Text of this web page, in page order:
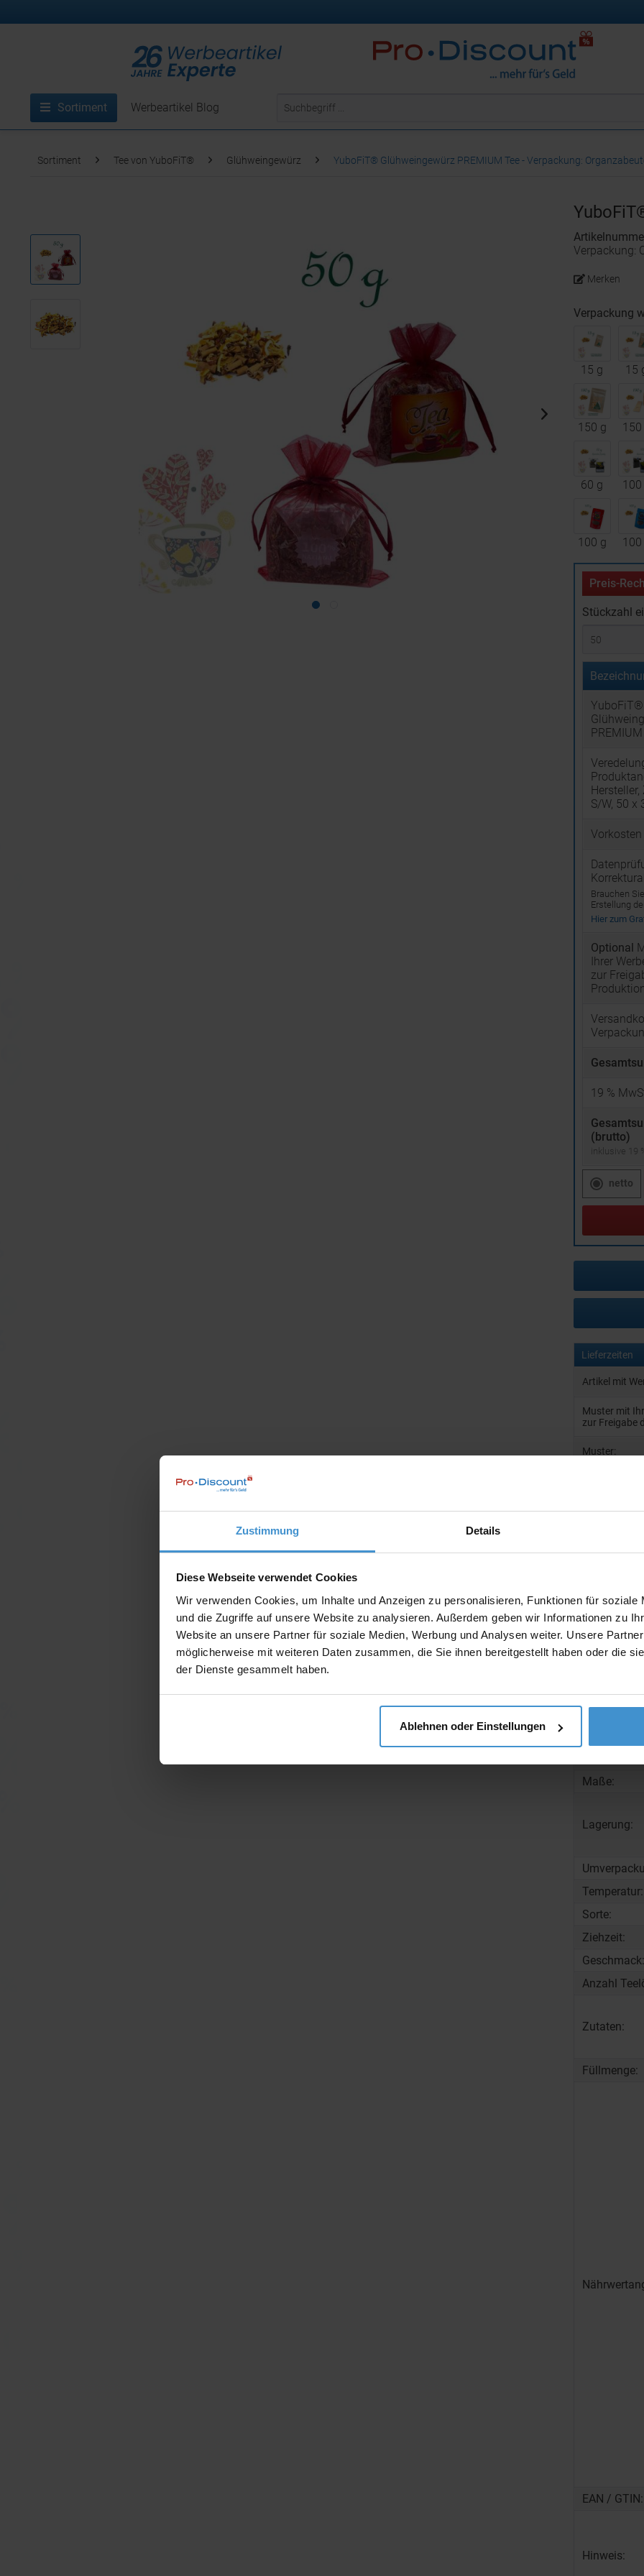
Zustimmung Details
Diese Webseite verwendet Cookies
Wir verwenden Cookies, um Inhalte und Anzeigen zu personalisieren, Funktionen für soziale
und die Zugriffe auf unsere Website zu analysieren. Außerdem geben wir Informationen zu
Website an unsere Partner für soziale Medien, Werbung und Analysen weiter. Unsere
möglicherweise mit weiteren Daten zusammen, die Sie ihnen bereitgestellt haben oder die
der Dienste gesammelt haben.
Ablehnen oder Einstellungen
Sortiment Werbeartikel Blog
Sortiment Tee von YuboFiT® Glühweingewürz YuboFiT® Glühweingewürz PREMIUM Tee - Verpackung:
Verpackung:
Merken
Verpackung
15 g 15
150 g 150
60 g 100
100 g 100
Preis-
Stückzahl
YuboFiT®
S/W, 50 x
Vorkosten
Brauchen
Erstellung
Hier zum
Optional
Ihrer
zur
19 %
(brutto)
inklusive 19
netto
Lieferzeiten
Artikel mit
Muster mit
zur Freigabe
Muster:
Ausführung:
Maße:
Lagerung:
Temperatur:
Sorte:
Ziehzeit:
Geschmack:
Anzahl
Zutaten:
Füllmenge:
EAN / GTIN:
Hinweis: